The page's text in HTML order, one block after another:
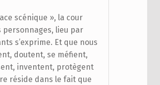
scénique », la cour
personnages, lieu par
s’exprime. Et que nous
doutent, se méfient,
inventent, protègent
réside dans le fait que